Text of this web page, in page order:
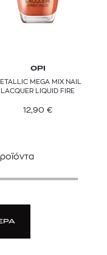
OPI
MEGA MIX NAIL
LACQUER LIQUID FIRE
12,90 €